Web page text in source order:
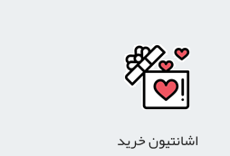
اشانتیون خرید